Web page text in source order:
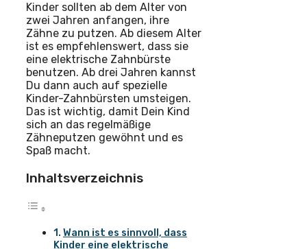
Kinder sollten ab dem Alter von
zwei Jahren anfangen, ihre
Zähne zu putzen. Ab diesem Alter
ist es empfehlenswert, dass sie
eine elektrische Zahnbürste
benutzen. Ab drei Jahren kannst
Du dann auch auf spezielle
Kinder-Zahnbürsten umsteigen.
Das ist wichtig, damit Dein Kind
sich an das regelmäßige
Zähneputzen gewöhnt und es
Spaß macht.
Inhaltsverzeichnis
Wann ist es sinnvoll, dass
Kinder eine elektrische